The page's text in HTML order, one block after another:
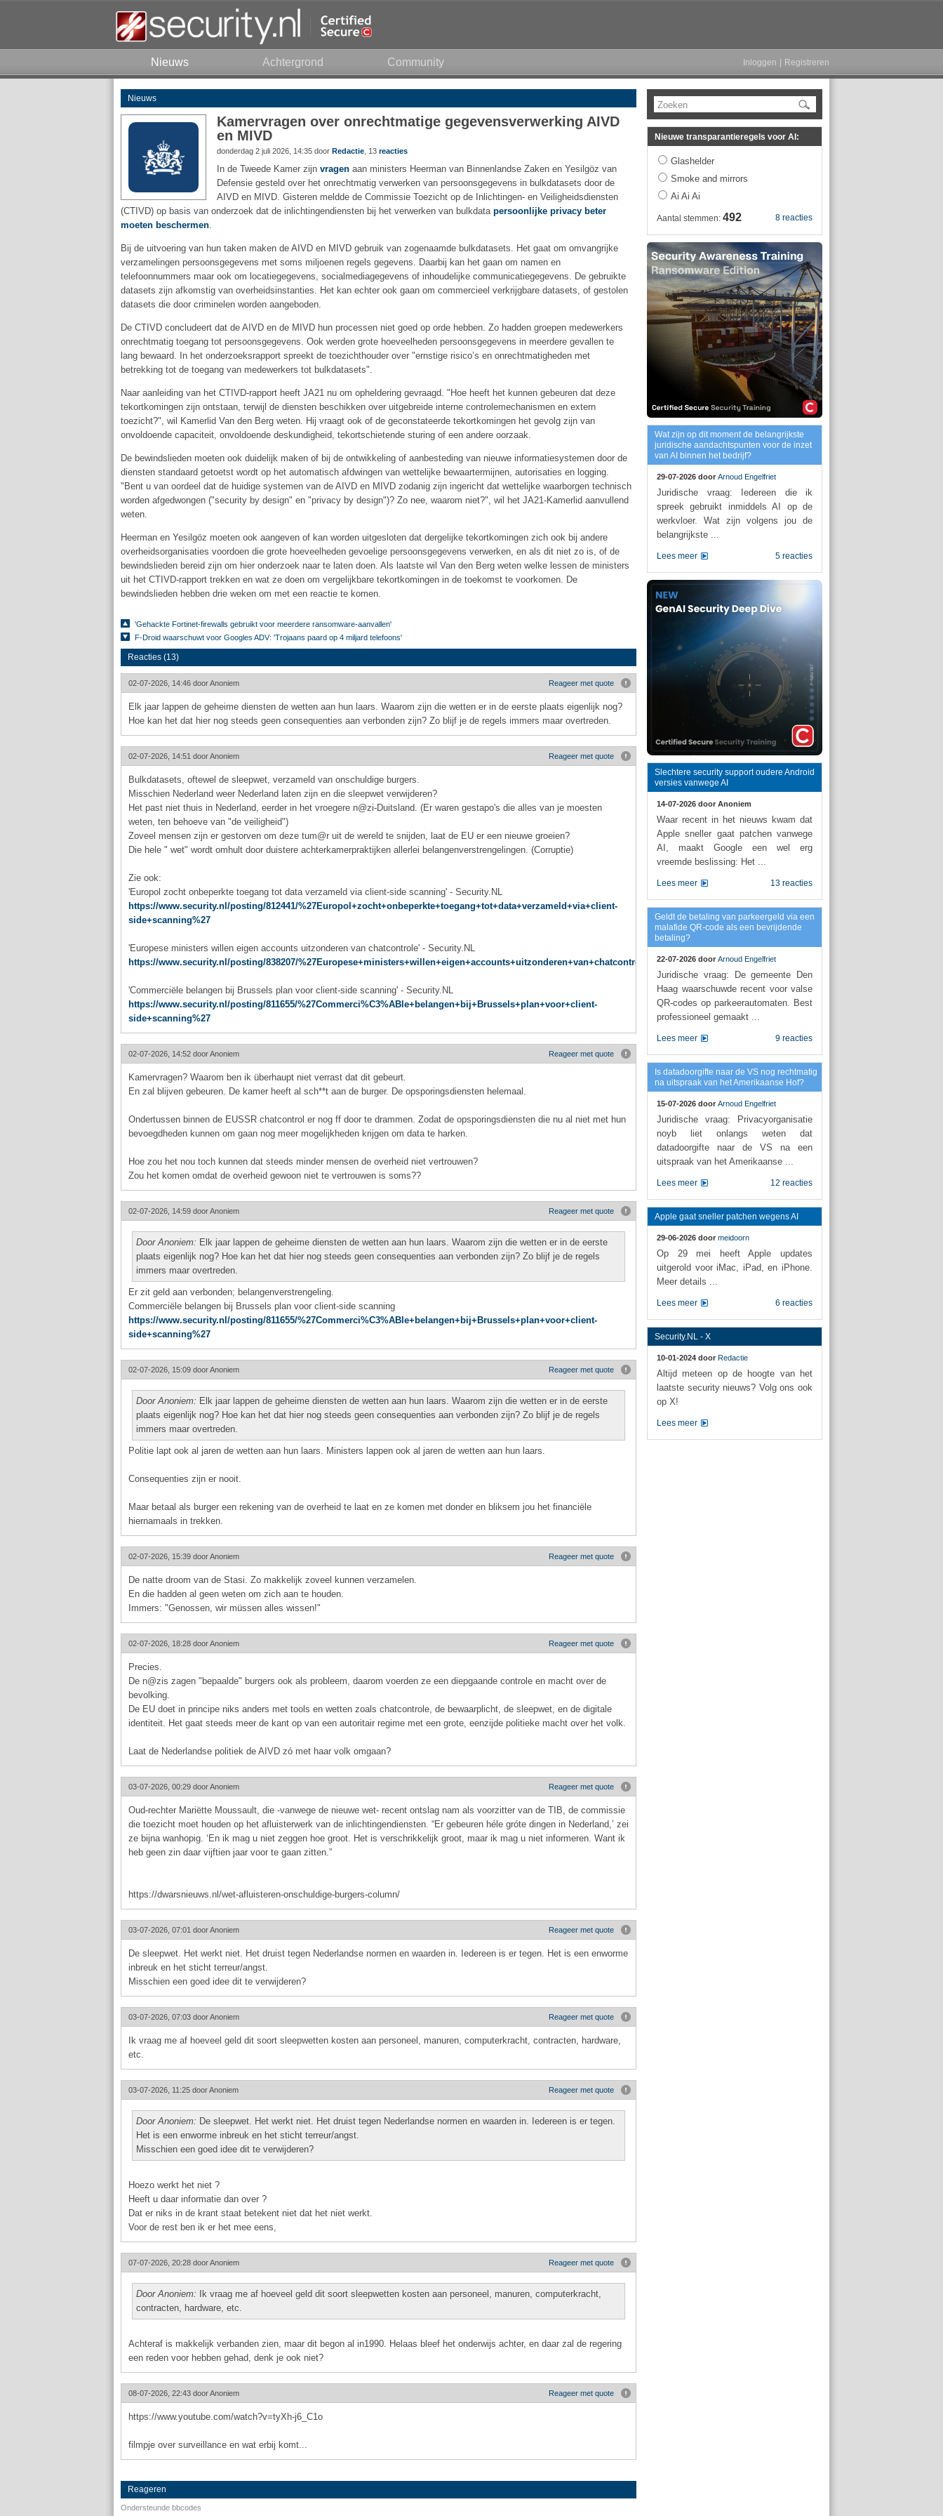
Nieuws Achtergrond Community Inloggen Registreren
Nieuws
Kamervragen over onrechtmatige gegevensverwerking AIVD
en MIVD
donderdag 2 juli 2026, 14:35 door Redactie , 13 reacties
In de Tweede Kamer zijn vragen aan ministers Heerman van Binnenlandse Zaken en Yesilgöz van
Defensie gesteld over het onrechtmatig verwerken van persoonsgegevens in bulkdatasets door de
AIVD en MIVD. Gisteren meldde de Commissie Toezicht op de Inlichtingen- en Veiligheidsdiensten
(CTIVD) op basis van onderzoek dat de inlichtingendiensten bij het verwerken van bulkdatapersoonlijke privacy beter
moeten beschermen.
Bij de uitvoering van hun taken maken de AIVD en MIVD gebruik van zogenaamde bulkdatasets. Het gaat om omvangrijke
verzamelingen persoonsgegevens met soms miljoenen regels gegevens. Daarbij kan het gaan om namen en
telefoonnummers maar ook om locatiegegevens, socialmediagegevens of inhoudelijke communicatiegegevens. De gebruikte
datasets zijn afkomstig van overheidsinstanties. Het kan echter ook gaan om commercieel verkrijgbare datasets, of gestolen
datasets die door criminelen worden aangeboden.
De CTIVD concludeert dat de AIVD en de MIVD hun processen niet goed op orde hebben. Zo hadden groepen medewerkers
onrechtmatig toegang tot persoonsgegevens. Ook werden grote hoeveelheden persoonsgegevens in meerdere gevallen te
lang bewaard. In het onderzoeksrapport spreekt de toezichthouder over "ernstige risico’s en onrechtmatigheden met
betrekking tot de toegang van medewerkers tot bulkdatasets".
Naar aanleiding van het CTIVD-rapport heeft JA21 nu om opheldering gevraagd. "Hoe heeft het kunnen gebeuren dat deze
tekortkomingen zijn ontstaan, terwijl de diensten beschikken over uitgebreide interne controlemechanismen en extern
toezicht?", wil Kamerlid Van den Berg weten. Hij vraagt ook of de geconstateerde tekortkomingen het gevolg zijn van
onvoldoende capaciteit, onvoldoende deskundigheid, tekortschietende sturing of een andere oorzaak.
De bewindslieden moeten ook duidelijk maken of bij de ontwikkeling of aanbesteding van nieuwe informatiesystemen door de
diensten standaard getoetst wordt op het automatisch afdwingen van wettelijke bewaartermijnen, autorisaties en logging.
"Bent u van oordeel dat de huidige systemen van de AIVD en MIVD zodanig zijn ingericht dat wettelijke waarborgen technisch
worden afgedwongen ("security by design" en "privacy by design")? Zo nee, waarom niet?", wil het JA21-Kamerlid aanvullend
weten.
Heerman en Yesilgöz moeten ook aangeven of kan worden uitgesloten dat dergelijke tekortkomingen zich ook bij andere
overheidsorganisaties voordoen die grote hoeveelheden gevoelige persoonsgegevens verwerken, en als dit niet zo is, of de
bewindslieden bereid zijn om hier onderzoek naar te laten doen. Als laatste wil Van den Berg weten welke lessen de ministers
uit het CTIVD-rapport trekken en wat ze doen om vergelijkbare tekortkomingen in de toekomst te voorkomen. De
bewindslieden hebben drie weken om met een reactie te komen.
'Gehackte Fortinet-firewalls gebruikt voor meerdere ransomware-aanvallen'
F-Droid waarschuwt voor Googles ADV: 'Trojaans paard op 4 miljard telefoons'
Reacties (13)
Reageer met quote
02-07-2026, 14:46 doorAnoniem
Elk jaar lappen de geheime diensten de wetten aan hun laars. Waarom zijn die wetten er in de eerste plaats eigenlijk nog?
Hoe kan het dat hier nog steeds geen consequenties aan verbonden zijn? Zo blijf je de regels immers maar overtreden.
Reageer met quote
02-07-2026, 14:51 doorAnoniem
Bulkdatasets, oftewel de sleepwet, verzameld van onschuldige burgers.
Misschien Nederland weer Nederland laten zijn en die sleepwet verwijderen?
Het past niet thuis in Nederland, eerder in het vroegere n@zi-Duitsland. (Er waren gestapo's die alles van je moesten
weten, ten behoeve van "de veiligheid")
Zoveel mensen zijn er gestorven om deze tum@r uit de wereld te snijden, laat de EU er een nieuwe groeien?
Die hele " wet" wordt omhult door duistere achterkamerpraktijken allerlei belangenverstrengelingen. (Corruptie)
Zie ook:
'Europol zocht onbeperkte toegang tot data verzameld via client-side scanning' - Security.NL
https://www.security.nl/posting/812441/%27Europol+zocht+onbeperkte+toegang+tot+data+verzameld+via+client-
side+scanning%27
'Europese ministers willen eigen accounts uitzonderen van chatcontrole' - Security.NL
https://www.security.nl/posting/838207/%27Europese+ministers+willen+eigen+accounts+uitzonderen+van+chatcontrole%27
'Commerciële belangen bij Brussels plan voor client-side scanning' - Security.NL
https://www.security.nl/posting/811655/%27Commerci%C3%ABle+belangen+bij+Brussels+plan+voor+client-
side+scanning%27
Reageer met quote
02-07-2026, 14:52 doorAnoniem
Kamervragen? Waarom ben ik überhaupt niet verrast dat dit gebeurt.
En zal blijven gebeuren. De kamer heeft al sch**t aan de burger. De opsporingsdiensten helemaal.
Ondertussen binnen de EUSSR chatcontrol er nog ff door te drammen. Zodat de opsporingsdiensten die nu al niet met hun
bevoegdheden kunnen om gaan nog meer mogelijkheden krijgen om data te harken.
Hoe zou het nou toch kunnen dat steeds minder mensen de overheid niet vertrouwen?
Zou het komen omdat de overheid gewoon niet te vertrouwen is soms??
Reageer met quote
02-07-2026, 14:59 doorAnoniem
Door Anoniem: Elk jaar lappen de geheime diensten de wetten aan hun laars. Waarom zijn die wetten er in de eerste
plaats eigenlijk nog? Hoe kan het dat hier nog steeds geen consequenties aan verbonden zijn? Zo blijf je de regels
immers maar overtreden.
Er zit geld aan verbonden; belangenverstrengeling.
Commerciële belangen bij Brussels plan voor client-side scanning
https://www.security.nl/posting/811655/%27Commerci%C3%ABle+belangen+bij+Brussels+plan+voor+client-
side+scanning%27
Reageer met quote
02-07-2026, 15:09 doorAnoniem
Door Anoniem: Elk jaar lappen de geheime diensten de wetten aan hun laars. Waarom zijn die wetten er in de eerste
plaats eigenlijk nog? Hoe kan het dat hier nog steeds geen consequenties aan verbonden zijn? Zo blijf je de regels
immers maar overtreden.
Politie lapt ook al jaren de wetten aan hun laars. Ministers lappen ook al jaren de wetten aan hun laars.
Consequenties zijn er nooit.
Maar betaal als burger een rekening van de overheid te laat en ze komen met donder en bliksem jou het financiële
hiernamaals in trekken.
Reageer met quote
02-07-2026, 15:39 doorAnoniem
De natte droom van de Stasi. Zo makkelijk zoveel kunnen verzamelen.
En die hadden al geen weten om zich aan te houden.
Immers: "Genossen, wir müssen alles wissen!"
Reageer met quote
02-07-2026, 18:28 doorAnoniem
Precies.
De n@zis zagen "bepaalde" burgers ook als probleem, daarom voerden ze een diepgaande controle en macht over de
bevolking.
De EU doet in principe niks anders met tools en wetten zoals chatcontrole, de bewaarplicht, de sleepwet, en de digitale
identiteit. Het gaat steeds meer de kant op van een autoritair regime met een grote, eenzijde politieke macht over het volk.
Laat de Nederlandse politiek de AIVD zó met haar volk omgaan?
Reageer met quote
03-07-2026, 00:29 doorAnoniem
Oud-rechter Mariëtte Moussault, die -vanwege de nieuwe wet- recent ontslag nam als voorzitter van de TIB, de commissie
die toezicht moet houden op het afluisterwerk van de inlichtingendiensten. “Er gebeuren héle gróte dingen in Nederland,’ zei
ze bijna wanhopig. ‘En ik mag u niet zeggen hoe groot. Het is verschrikkelijk groot, maar ik mag u niet informeren. Want ik
heb geen zin daar vijftien jaar voor te gaan zitten.”
https://dwarsnieuws.nl/wet-afluisteren-onschuldige-burgers-column/
Reageer met quote
03-07-2026, 07:01 doorAnoniem
De sleepwet. Het werkt niet. Het druist tegen Nederlandse normen en waarden in. Iedereen is er tegen. Het is een enworme
inbreuk en het sticht terreur/angst.
Misschien een goed idee dit te verwijderen?
Reageer met quote
03-07-2026, 07:03 doorAnoniem
Ik vraag me af hoeveel geld dit soort sleepwetten kosten aan personeel, manuren, computerkracht, contracten, hardware,
etc.
Reageer met quote
03-07-2026, 11:25 doorAnoniem
Door Anoniem: De sleepwet. Het werkt niet. Het druist tegen Nederlandse normen en waarden in. Iedereen is er tegen.
Het is een enworme inbreuk en het sticht terreur/angst.
Misschien een goed idee dit te verwijderen?
Hoezo werkt het niet ?
Heeft u daar informatie dan over ?
Dat er niks in de krant staat betekent niet dat het niet werkt.
Voor de rest ben ik er het mee eens,
Reageer met quote
07-07-2026, 20:28 doorAnoniem
Door Anoniem: Ik vraag me af hoeveel geld dit soort sleepwetten kosten aan personeel, manuren, computerkracht,
contracten, hardware, etc.
Achteraf is makkelijk verbanden zien, maar dit begon al in1990. Helaas bleef het onderwijs achter, en daar zal de regering
een reden voor hebben gehad, denk je ook niet?
Reageer met quote
08-07-2026, 22:43 doorAnoniem
https://www.youtube.com/watch?v=tyXh-j6_C1o
filmpje over surveillance en wat erbij komt...
Reageren
Ondersteunde bbcodes
Zoeken
Nieuwe transparantieregels voor AI:
Glashelder
Smoke and mirrors
Ai Ai Ai
8 reacties
Aantal stemmen: 492
Wat zijn op dit moment de belangrijkste
juridische aandachtspunten voor de inzet
van AI binnen het bedrijf?
29-07-2026 door Arnoud Engelfriet
Juridische vraag: Iedereen die ik
spreek gebruikt inmiddels AI op de
werkvloer. Wat zijn volgens jou de
belangrijkste ...
5 reacties
Lees meer
Slechtere security support oudere Android
versies vanwege AI
14-07-2026 door Anoniem
Waar recent in het nieuws kwam dat
Apple sneller gaat patchen vanwege
AI, maakt Google een wel erg
vreemde beslissing: Het ...
13 reacties
Lees meer
Geldt de betaling van parkeergeld via een
malafide QR-code als een bevrijdende
betaling?
22-07-2026 door Arnoud Engelfriet
Juridische vraag: De gemeente Den
Haag waarschuwde recent voor valse
QR-codes op parkeerautomaten. Best
professioneel gemaakt ...
9 reacties
Lees meer
Is datadoorgifte naar de VS nog rechtmatig
na uitspraak van het Amerikaanse Hof?
15-07-2026 door Arnoud Engelfriet
Juridische vraag: Privacyorganisatie
noyb liet onlangs weten dat
datadoorgifte naar de VS na een
uitspraak van het Amerikaanse ...
12 reacties
Lees meer
Apple gaat sneller patchen wegens AI
29-06-2026 door meidoorn
Op 29 mei heeft Apple updates
uitgerold voor iMac, iPad, en iPhone.
Meer details ...
6 reacties
Lees meer
Security.NL - X
10-01-2024 door Redactie
Altijd meteen op de hoogte van het
laatste security nieuws? Volg ons ook
op X!
Lees meer